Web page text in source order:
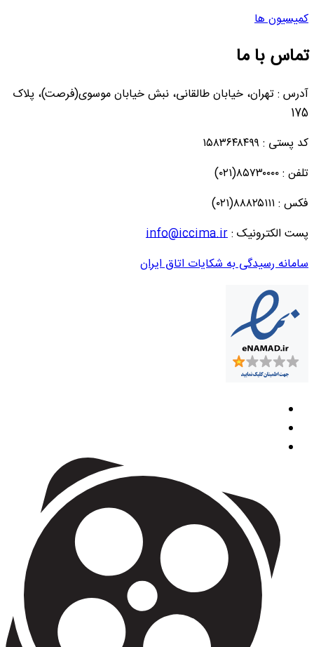
کمیسیون ها
تماس با ما
آدرس : تهران، خیابان طالقانی، نبش خیابان موسوی(فرصت)، پلاک
175
کد پستی : ۱۵۸۳۶۴۸۴۹۹
تلفن : ۸۵۷۳۰۰۰۰(۰۲۱)
فکس : ۸۸۸۲۵۱۱۱(۰۲۱)
پست الکترونیک :info@iccima.ir
سامانه رسیدگی به شکایات اتاق ایران